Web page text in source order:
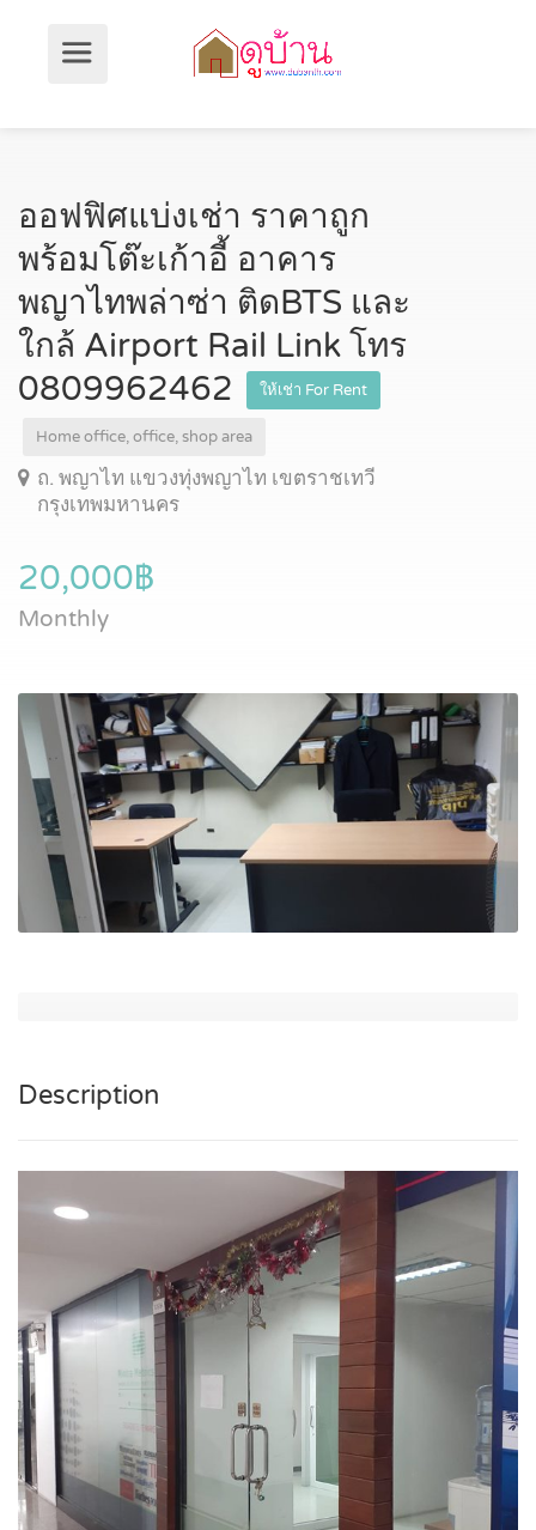
ออฟฟิศแบ่งเช่า ราคาถูก
พร้อมโต๊ะเก้าอี้ อาคาร
พญาไทพล่าซ่า ติดBTS และ
ใกล้ Airport Rail Link โทร
0809962462
ให้เช่า For Rent
Home office, office, shop area
ถ. พญาไท แขวงทุ่งพญาไท เขตราชเทวี
กรุงเทพมหานคร
20,000฿
Monthly
Description